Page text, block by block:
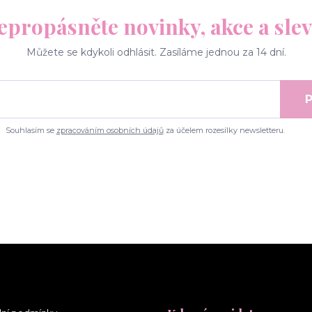
novinky, akce a
Můžete se kdykoli odhlásit. Zasíláme jednou za 14 dní.
Souhlasím se zpracováním osobních údajůza účelem rozesílky newsletteru.